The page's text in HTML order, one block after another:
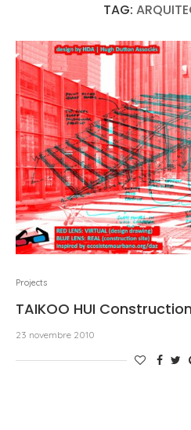
TAG:
Projects
TAIKOO HUI
23 novembre 2010